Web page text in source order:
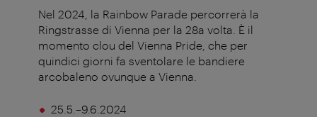
Nel 2024, la Rainbow Parade percorrerà la
Ringstrasse di Vienna per la 28a volta. È il
momento clou del Vienna Pride, che per
quindici giorni fa sventolare le bandiere
arcobaleno ovunque a Vienna.
25.5.–9.6.2024